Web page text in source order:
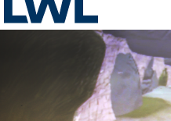
Vorherige